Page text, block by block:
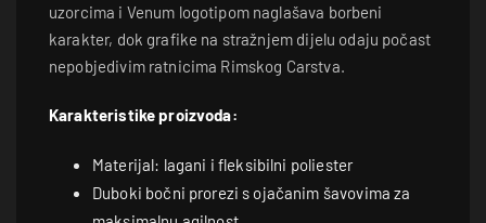
uzorcima i Venum logotipom naglašava borbeni
karakter, dok grafike na stražnjem dijelu odaju počast
nepobjedivim ratnicima Rimskog Carstva.
Karakteristike proizvoda:
Materijal: lagani i fleksibilni poliester
Duboki bočni prorezi s ojačanim šavovima za